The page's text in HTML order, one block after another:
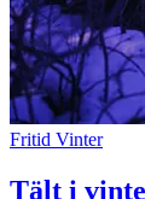
Fritid Vinter
Tält i